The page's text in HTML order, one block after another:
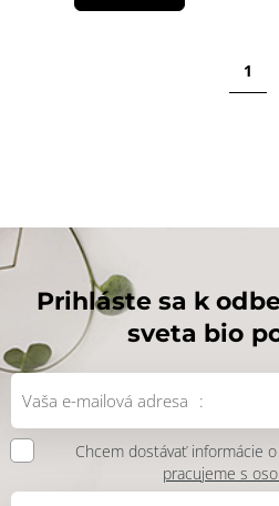
1
Prihláste sa k
sveta bio
Chcem dostávať informácie
pracujeme s